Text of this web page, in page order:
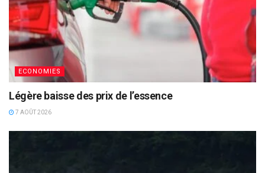
ECONOMIES
Légère baisse des prix de l’essence
7 AOÛT 2026